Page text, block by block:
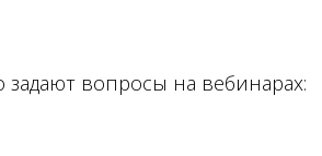
задают вопросы на вебинарах: